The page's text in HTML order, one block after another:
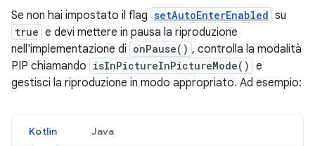
Se non hai impostato il flag setAutoEnterEnabled su
true e devi mettere in pausa la riproduzione
nell'implementazione di onPause() , controlla la modalità
PIP chiamando isInPictureInPictureMode() e
gestisci la riproduzione in modo appropriato. Ad esempio:
Kotlin Java